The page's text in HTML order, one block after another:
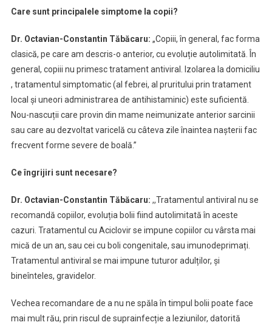
Care sunt principalele simptome la copii?
Dr. Octavian-Constantin Tăbăcaru: „Copiii, în general, fac forma
clasică, pe care am descris-o anterior, cu evoluție autolimitată. În
general, copiii nu primesc tratament antiviral. Izolarea la domiciliu
, tratamentul simptomatic (al febrei, al pruritului prin tratament
local și uneori administrarea de antihistaminic) este suficientă.
Nou-nascuții care provin din mame neimunizate anterior sarcinii
sau care au dezvoltat varicelă cu câteva zile înaintea nașterii fac
frecvent forme severe de boală.”
Ce îngrijiri sunt necesare?
Dr. Octavian-Constantin Tăbăcaru: ,,Tratamentul antiviral nu se
recomandă copiilor, evoluția bolii fiind autolimitată în aceste
cazuri. Tratamentul cu Aciclovir se impune copiilor cu vârsta mai
mică de un an, sau cei cu boli congenitale, sau imunodeprimați.
Tratamentul antiviral se mai impune tuturor adulților, și
bineînteles, gravidelor.
Vechea recomandare de a nu ne spăla în timpul bolii poate face
mai mult rău, prin riscul de suprainfecție a leziunilor, datorită